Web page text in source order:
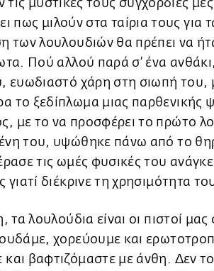
τις μυστικές τους συγχορδίες
πως μιλούν στα ταίρια τους για
των λουλουδιών θα πρέπει να
Πού αλλού παρά σ’ ένα
ευωδιαστό χάρη στη σιωπή του,
το ξεδίπλωμα μιας παρθενικής
με το να προσφέρει το πρώτο
του, υψώθηκε πάνω από το
τις ωμές φυσικές του
γιατί διέκρινε τη χρησιμότητα
λουλούδια είναι οι πιστοί μας
χορεύουμε και
βαφτιζόμαστε με άνθη. Δεν